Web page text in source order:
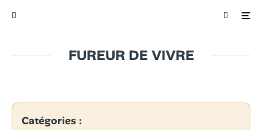
FUREUR DE VIVRE
Catégories :